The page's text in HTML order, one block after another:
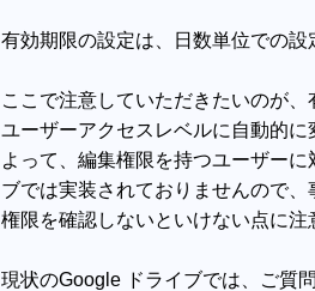
有効期限の設定は、日数単位での設
ここで注意していただきたいのが
ユーザーアクセスレベルに自動的に
よって、編集権限を持つユーザー
ブでは実装されておりませんので
権限を確認しないといけない点に注
現状のGoogle ドライブでは、ご質